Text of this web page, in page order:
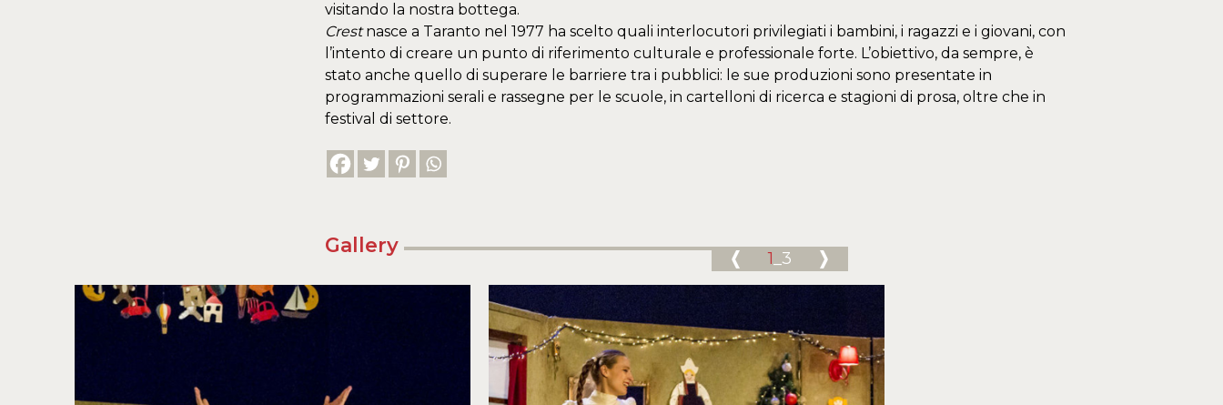
visitando la nostra bottega.
Crestnasce a Taranto nel 1977 ha scelto quali interlocutori privilegiati i bambini, i ragazzi e i giovani, con
l’intento di creare un punto di riferimento culturale e professionale forte. L’obiettivo, da sempre, è
stato anche quello di superare le barriere tra i pubblici: le sue produzioni sono presentate in
programmazioni serali e rassegne per le scuole, in cartelloni di ricerca e stagioni di prosa, oltre che in
festival di settore.
Gallery
1_3